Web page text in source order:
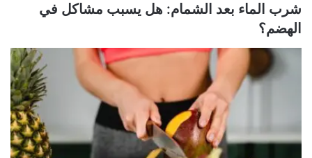
شرب الماء بعد الشمام: هل يسبب مشاكل في
الهضم؟